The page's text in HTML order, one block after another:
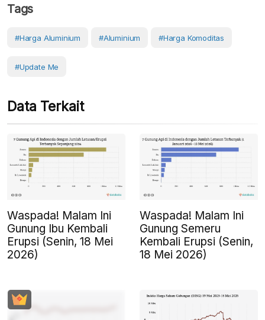
Tags
#Harga Aluminium #Aluminium #Harga Komoditas
#Update Me
Data Terkait
Waspada! Malam Ini
Gunung Ibu Kembali
Erupsi (Senin, 18 Mei
2026)
Waspada! Malam Ini
Gunung Semeru
Kembali Erupsi (Senin,
18 Mei 2026)